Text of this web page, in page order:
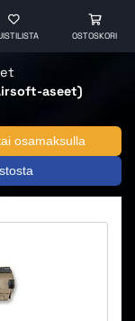
OSTOSKORI
aseet)
osamaksulla